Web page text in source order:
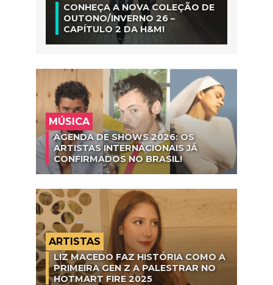
CONHEÇA A NOVA COLEÇÃO DE
OUTONO/INVERNO 26 –
CAPÍTULO 2 DA H&M!
MÚSICA
AGENDA DE SHOWS 2026: OS
ARTISTAS INTERNACIONAIS JÁ
CONFIRMADOS NO BRASIL!
ARTISTAS
LIZ MACEDO FAZ HISTÓRIA COMO A
PRIMEIRA GEN Z A PALESTRAR NO
HOTMART FIRE 2025